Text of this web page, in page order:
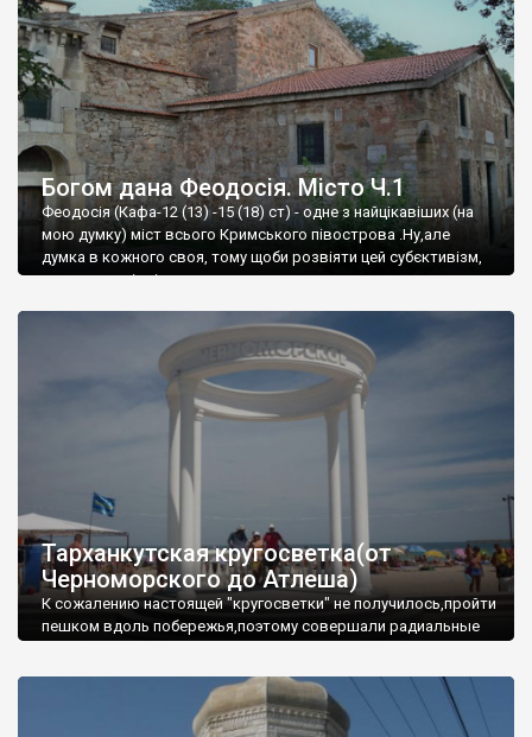
Богом дана Феодосія. Місто Ч.1
Феодосія (Кафа-12 (13) -15 (18) ст) - одне з найцікавіших (на
мою думку) міст всього Кримського півострова .Ну,але
думка в кожного своя, тому щоби розвіяти цей субєктивізм,
запрошую відвідати це
Тарханкутская кругосветка(от
Черноморского до Атлеша)
К сожалению настоящей "кругосветки" не получилось,пройти
пешком вдоль побережья,поэтому совершали радиальные